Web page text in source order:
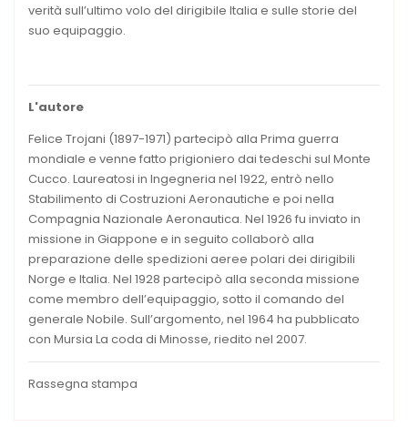
verità sull’ultimo volo del dirigibile Italia e sulle storie del
suo equipaggio.
L'autore
Felice Trojani (1897-1971) partecipò alla Prima guerra
mondiale e venne fatto prigioniero dai tedeschi sul Monte
Cucco. Laureatosi in Ingegneria nel 1922, entrò nello
Stabilimento di Costruzioni Aeronautiche e poi nella
Compagnia Nazionale Aeronautica. Nel 1926 fu inviato in
missione in Giappone e in seguito collaborò alla
preparazione delle spedizioni aeree polari dei dirigibili
Norge e Italia. Nel 1928 partecipò alla seconda missione
come membro dell’equipaggio, sotto il comando del
generale Nobile. Sull’argomento, nel 1964 ha pubblicato
con Mursia La coda di Minosse, riedito nel 2007.
Rassegna stampa